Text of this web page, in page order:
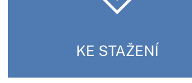
KE STAŽENÍ